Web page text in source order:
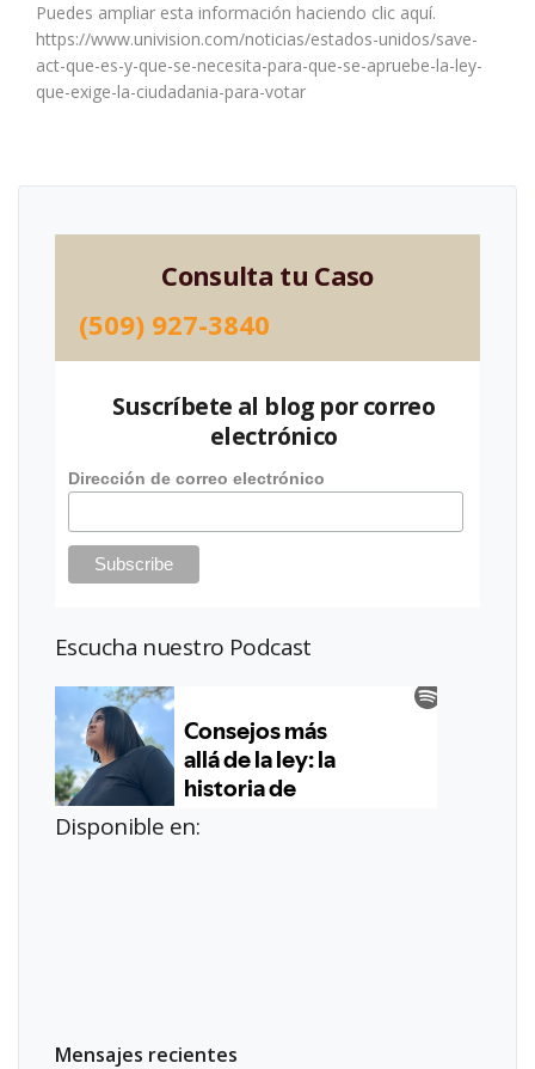
Puedes ampliar esta información haciendo clic aquí.
https://www.univision.com/noticias/estados-unidos/save-
act-que-es-y-que-se-necesita-para-que-se-apruebe-la-ley-
que-exige-la-ciudadania-para-votar
Consulta tu Caso
(509) 927-3840
Suscríbete al blog por correo
electrónico
Dirección de correo electrónico
Escucha nuestro Podcast
Disponible en:
Mensajes recientes